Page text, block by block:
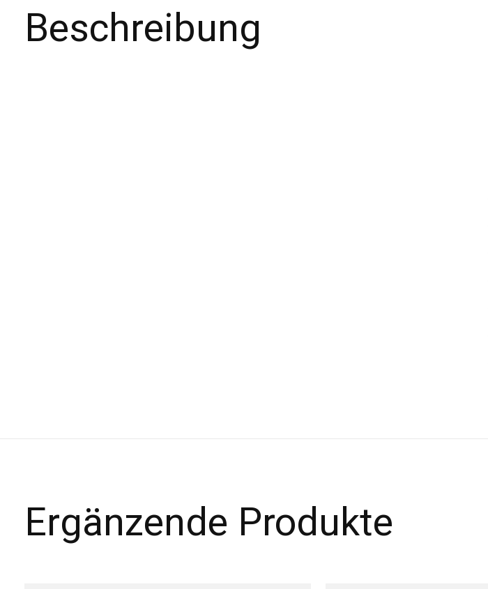
Beschreibung
Ergänzende Produkte